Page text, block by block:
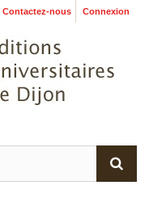
Connexion
Contactez-nous